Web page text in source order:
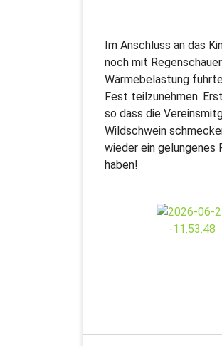
Im Anschluss an das
noch mit
Wärmebelastung
Fest teilzunehmen.
so dass die
Wildschwein
wieder ein gelungenes
haben!